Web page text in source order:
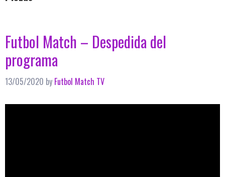
Futbol Match – Despedida del
programa
13/05/2020 by Futbol Match TV